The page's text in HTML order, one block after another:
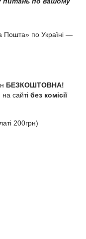
Пошта» по Україні —
БЕЗКОШТОВНА!
сайті без комісії
200грн)